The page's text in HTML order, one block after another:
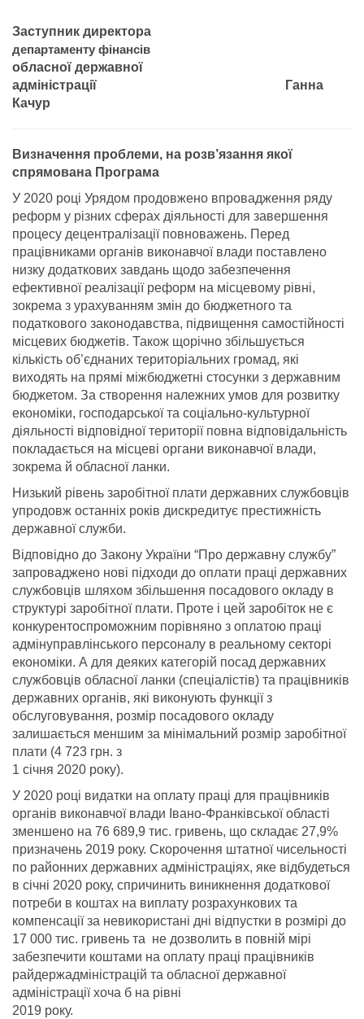
Заступник директора
департаменту фінансів
обласної державної
адміністрації Ганна
Качур
Визначення проблеми, на розв’язання якої
спрямована Програма
У 2020 році Урядом продовжено впровадження ряду
реформ у різних сферах діяльності для завершення
процесу децентралізації повноважень. Перед
працівниками органів виконавчої влади поставлено
низку додаткових завдань щодо забезпечення
ефективної реалізації реформ на місцевому рівні,
зокрема з урахуванням змін до бюджетного та
податкового законодавства, підвищення самостійності
місцевих бюджетів. Також щорічно збільшується
кількість об’єднаних територіальних громад, які
виходять на прямі міжбюджетні стосунки з державним
бюджетом. За створення належних умов для розвитку
економіки, господарської та соціально-культурної
діяльності відповідної території повна відповідальність
покладається на місцеві органи виконавчої влади,
зокрема й обласної ланки.
Низький рівень заробітної плати державних службовців
упродовж останніх років дискредитує престижність
державної служби.
Відповідно до Закону України “Про державну службу”
запроваджено нові підходи до оплати праці державних
службовців шляхом збільшення посадового окладу в
структурі заробітної плати. Проте і цей заробіток не є
конкурентоспроможним порівняно з оплатою праці
адмінуправлінського персоналу в реальному секторі
економіки. А для деяких категорій посад державних
службовців обласної ланки (спеціалістів) та працівників
державних органів, які виконують функції з
обслуговування, розмір посадового окладу
залишається меншим за мінімальний розмір заробітної
плати (4 723 грн. з
1 січня 2020 року).
У 2020 році видатки на оплату праці для працівників
органів виконавчої влади Івано-Франківської області
зменшено на 76 689,9 тис. гривень, що складає 27,9%
призначень 2019 року. Скорочення штатної чисельності
по районних державних адміністраціях, яке відбудеться
в січні 2020 року, спричинить виникнення додаткової
потреби в коштах на виплату розрахункових та
компенсації за невикористані дні відпустки в розмірі до
17 000 тис. гривень та не дозволить в повній мірі
забезпечити коштами на оплату праці працівників
райдержадміністрацій та обласної державної
адміністрації хоча б на рівні
2019 року.